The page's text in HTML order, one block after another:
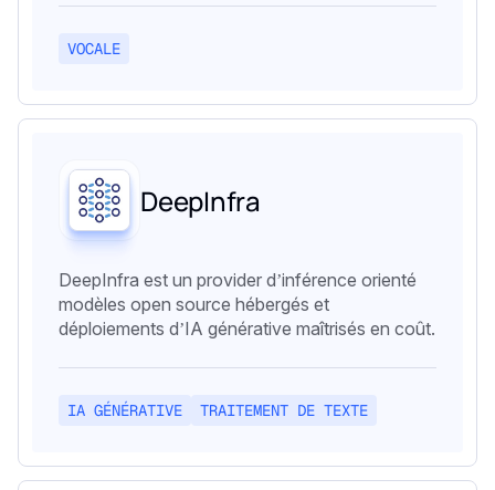
VOCALE
DeepInfra
DeepInfra est un provider d’inférence orienté
modèles open source hébergés et
déploiements d’IA générative maîtrisés en coût.
IA GÉNÉRATIVE TRAITEMENT DE TEXTE